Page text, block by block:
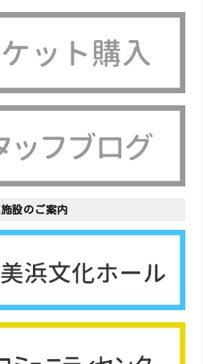
設のご案内